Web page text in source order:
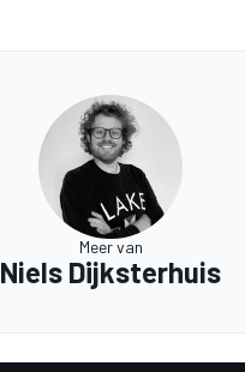
Meer van
Niels Dijksterhuis